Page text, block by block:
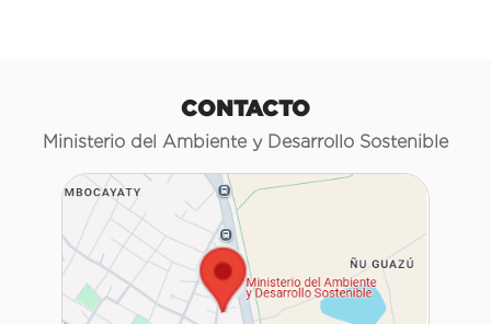
CONTACTO
Ministerio del Ambiente y Desarrollo Sostenible